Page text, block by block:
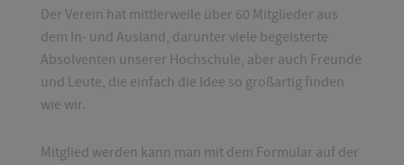
Der Verein hat mittlerweile über 60 Mitglieder aus
dem In- und Ausland, darunter viele begeisterte
Absolventen unserer Hochschule, aber auch Freunde
und Leute, die einfach die Idee so großartig finden
wie wir.
Mitglied werden kann man mit dem Formular auf der